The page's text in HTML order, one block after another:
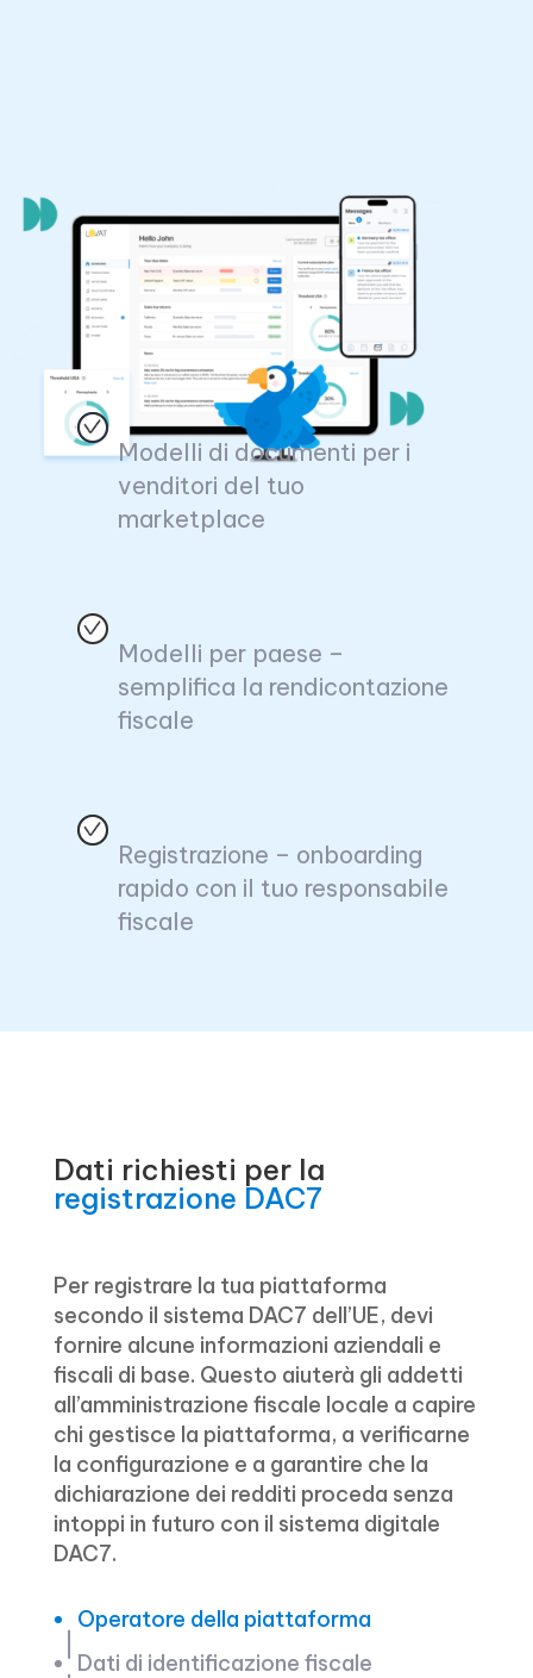
Modelli di documenti per i
venditori del tuo
marketplace
Modelli per paese –
semplifica la rendicontazione
fiscale
Registrazione – onboarding
rapido con il tuo responsabile
fiscale
Dati richiesti per la
registrazione DAC7
Per registrare la tua piattaforma
secondo il sistema DAC7 dell’UE, devi
fornire alcune informazioni aziendali e
fiscali di base. Questo aiuterà gli addetti
all’amministrazione fiscale locale a capire
chi gestisce la piattaforma, a verificarne
la configurazione e a garantire che la
dichiarazione dei redditi proceda senza
intoppi in futuro con il sistema digitale
DAC7.
Operatore della piattaforma
Dati di identificazione fiscale